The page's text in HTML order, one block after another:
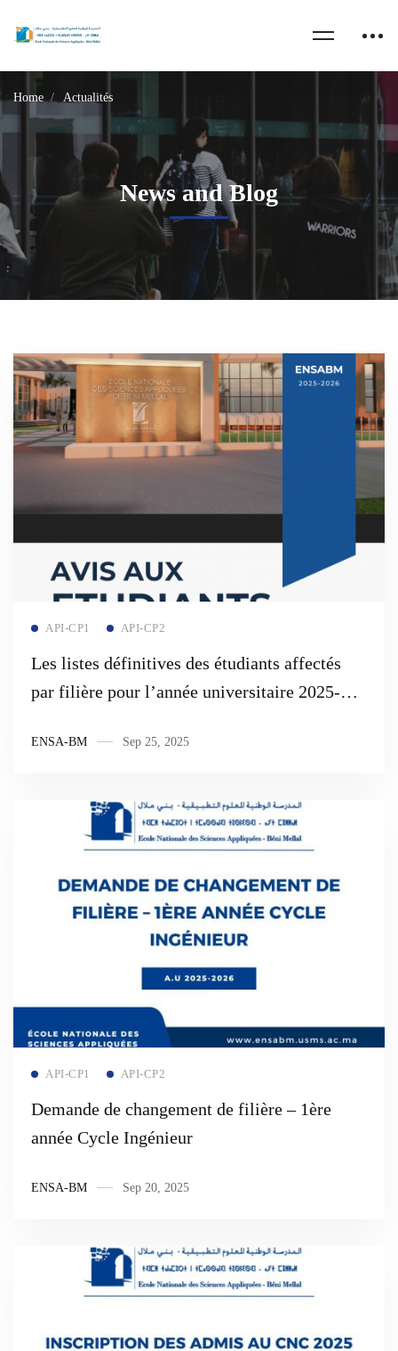
Home Actualités
News and Blog
API-CP1 API-CP2
Les listes définitives des étudiants affectés
par filière pour l’année universitaire 2025-
ENSA-BM Sep 25, 2025
API-CP1 API-CP2
Demande de changement de filière – 1ère
année Cycle Ingénieur
ENSA-BM Sep 20, 2025